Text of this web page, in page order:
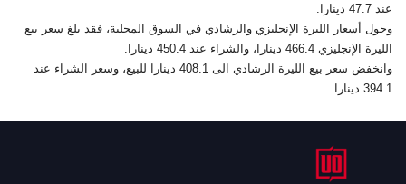
عند 47.7 دينارا.
وحول أسعار الليرة الإنجليزي والرشادي في السوق المحلية، فقد بلغ سعر بيع
الليرة الإنجليزي 466.4 دينارا، والشراء عند 450.4 دينارا.
وانخفض سعر بيع الليرة الرشادي الى 408.1 دينارا للبيع، وسعر الشراء عند
394.1 دينارا.